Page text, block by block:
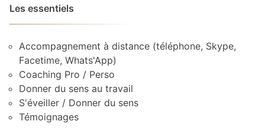
Les essentiels
Accompagnement à distance (téléphone, Skype,
Facetime, Whats'App)
Coaching Pro / Perso
Donner du sens au travail
S'éveiller / Donner du sens
Témoignages